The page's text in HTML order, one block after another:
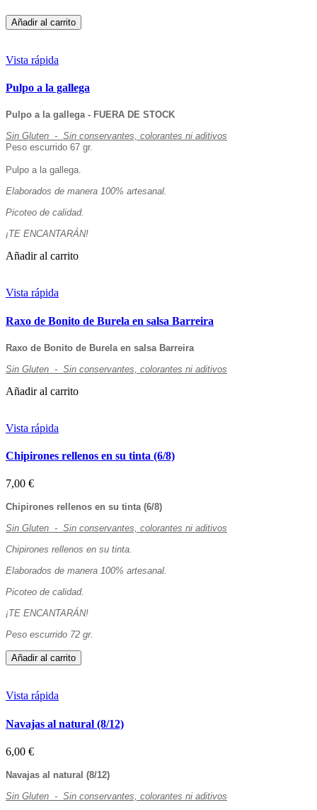
Añadir al carrito
Vista rápida
Pulpo a la gallega
Pulpo a la gallega - FUERA DE STOCK
Sin Gluten - Sin conservantes, colorantes ni aditivos
Peso escurrido 67 gr.
Pulpo a la gallega.
Elaborados de manera 100% artesanal.
Picoteo de calidad.
¡TE ENCANTARÁN!
Añadir al carrito
Vista rápida
Raxo de Bonito de Burela en salsa Barreira
Raxo de Bonito de Burela en salsa Barreira
Sin Gluten - Sin conservantes, colorantes ni aditivos
Añadir al carrito
Vista rápida
Chipirones rellenos en su tinta (6/8)
7,00 €
Chipirones rellenos en su tinta (6/8)
Sin Gluten - Sin conservantes, colorantes ni aditivos
Chipirones rellenos en su tinta.
Elaborados de manera 100% artesanal.
Picoteo de calidad.
¡TE ENCANTARÁN!
Peso escurrido 72 gr.
Añadir al carrito
Vista rápida
Navajas al natural (8/12)
6,00 €
Navajas al natural (8/12)
Sin Gluten - Sin conservantes, colorantes ni aditivos